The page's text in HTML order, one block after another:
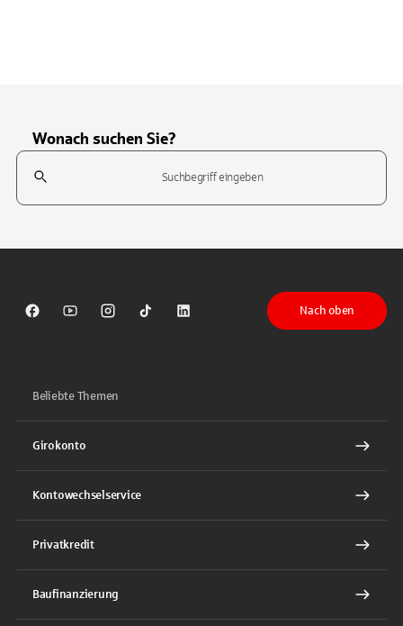
Wonach suchen Sie?
Suchfeld
Sparkasse auf Facebook
Sparkasse auf Youtube
Sparkasse auf Instagram
Sparkasse auf TikTok
Sparkasse auf LinkedIn
Nach oben
Beliebte Themen
Girokonto
Kontowechselservice
Privatkredit
Baufinanzierung